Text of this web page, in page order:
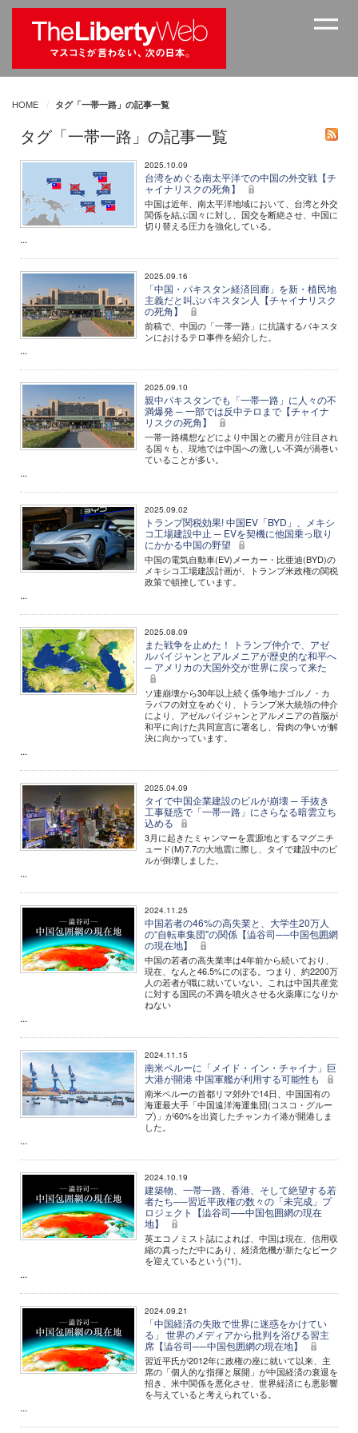
HOME タグ「一帯一路」の記事一覧
タグ「一帯一路」の記事一覧
2025.10.09
台湾をめぐる南太平洋での中国の外交戦【チ
ャイナリスクの死角】
中国は近年、南太平洋地域において、台湾と外交
関係を結ぶ国々に対し、国交を断絶させ、中国に
切り替える圧力を強化している。
...
2025.09.16
「中国・パキスタン経済回廊」を新・植民地
主義だと叫ぶパキスタン人【チャイナリスク
の死角】
前稿で、中国の「一帯一路」に抗議するパキスタ
ンにおけるテロ事件を紹介した。
...
2025.09.10
親中パキスタンでも「一帯一路」に人々の不
満爆発 ─ 一部では反中テロまで【チャイナ
リスクの死角】
一帯一路構想などにより中国との蜜月が注目され
る国々も、現地では中国への激しい不満が渦巻い
ていることが多い。
...
2025.09.02
トランプ関税効果! 中国EV「BYD」、メキシ
コ工場建設中止 ─ EVを契機に他国乗っ取り
にかかる中国の野望
中国の電気自動車(EV)メーカー・比亜迪(BYD)の
メキシコ工場建設計画が、トランプ米政権の関税
政策で頓挫しています。
...
2025.08.09
また戦争を止めた！ トランプ仲介で、アゼ
ルバイジャンとアルメニアが歴史的な和平へ
─ アメリカの大国外交が世界に戻って来た
ソ連崩壊から30年以上続く係争地ナゴルノ・カ
ラバフの対立をめぐり、トランプ米大統領の仲介
により、アゼルバイジャンとアルメニアの首脳が
和平に向けた共同宣言に署名し、骨肉の争いが解
決に向かっています。
...
2025.04.09
タイで中国企業建設のビルが崩壊 ─ 手抜き
工事疑惑で「一帯一路」にさらなる暗雲立ち
込める
3月に起きたミャンマーを震源地とするマグニチ
ュード(M)7.7の大地震に際し、タイで建設中のビ
ルが倒壊しました。
...
2024.11.25
中国若者の46%の高失業と、大学生20万人
の“自転車集団"の関係【澁谷司──中国包囲網
の現在地】
中国の若者の高失業率は4年前から続いており、
現在、なんと46.5%にのぼる。つまり、約2200万
人の若者が職に就いていない。これは中国共産党
に対する国民の不満を噴火させる火薬庫になりか
ねない
...
2024.11.15
南米ペルーに「メイド・イン・チャイナ」巨
大港が開港 中国軍艦が利用する可能性も
南米ペルーの首都リマ郊外で14日、中国国有の
海運最大手「中国遠洋海運集団(コスコ・グルー
プ)」が60%を出資したチャンカイ港が開港しま
した。
...
2024.10.19
建築物、一帯一路、香港、そして絶望する若
者たち──習近平政権の数々の「未完成」プ
ロジェクト【澁谷司──中国包囲網の現在
地】
英エコノミスト誌によれば、中国は現在、信用収
縮の真っただ中にあり、経済危機が新たなピーク
を迎えているという(*1)。
...
2024.09.21
「中国経済の失敗で世界に迷惑をかけてい
る」 世界のメディアから批判を浴びる習主
席【澁谷司──中国包囲網の現在地】
習近平氏が2012年に政権の座に就いて以来、主
席の「個人的な指揮と展開」が中国経済の衰退を
招き、米中関係を悪化させ、世界経済にも悪影響
を与えていると考えられている。
...